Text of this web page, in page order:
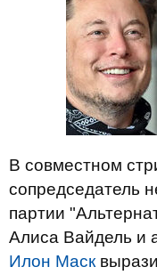
В совместном
сопредседатель
партии
Алиса Вайдель и
Илон Маск